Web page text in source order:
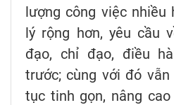
lượng công việc nhiều
lý rộng hơn, yêu cầu
đạo, chỉ đạo, điều
trước; cùng với đó
tục tinh gọn, nâng